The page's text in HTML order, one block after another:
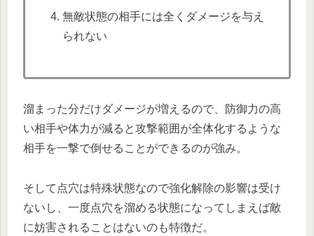
無敵状態の相手には全くダメージを与え
られない
溜まった分だけダメージが増えるので、防御力の高
い相手や体力が減ると攻撃範囲が全体化するような
相手を一撃で倒せることができるのが強み。
そして点穴は特殊状態なので強化解除の影響は受け
ないし、一度点穴を溜める状態になってしまえば敵
に妨害されることはないのも特徴だ。